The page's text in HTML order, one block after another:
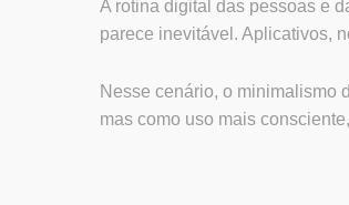
A rotina digital das pessoas e
parece inevitável. Aplicativos,
Nesse cenário, o minimalismo
mas como uso mais